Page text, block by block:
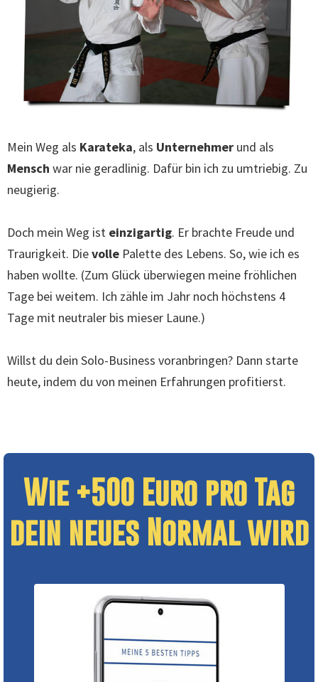
Mein Weg als Karateka, als Unternehmer und als
Mensch war nie geradlinig. Dafür bin ich zu umtriebig. Zu
neugierig.
Doch mein Weg ist einzigartig. Er brachte Freude und
Traurigkeit. Dievolle Palette des Lebens. So, wie ich es
haben wollte. (Zum Glück überwiegen meine fröhlichen
Tage bei weitem. Ich zähle im Jahr noch höchstens 4
Tage mit neutraler bis mieser Laune.)
Willst du dein Solo-Business voranbringen? Dann starte
heute, indem du von meinen Erfahrungen profitierst.
Wie +500 Euro pro Tag
dein neues Normal wird